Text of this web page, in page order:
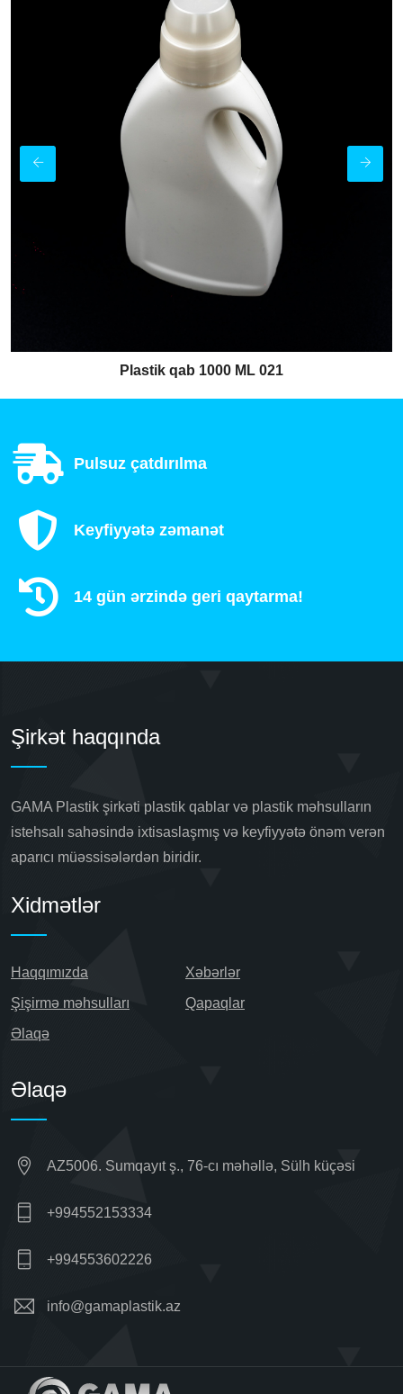
Plastik qab 1000 ML 021
Pulsuz çatdırılma
Keyfiyyətə zəmanət
14 gün ərzində geri qaytarma!
Şirkət haqqında
GAMA Plastik şirkəti plastik qablar və plastik məhsulların
istehsalı sahəsində ixtisaslaşmış və keyfiyyətə önəm verən
aparıcı müəssisələrdən biridir.
Xidmətlər
Haqqımızda
Xəbərlər
Şişirmə məhsulları
Qapaqlar
Əlaqə
Əlaqə
AZ5006. Sumqayıt ş., 76-cı məhəllə, Sülh küçəsi
+994552153334
+994553602226
info@gamaplastik.az